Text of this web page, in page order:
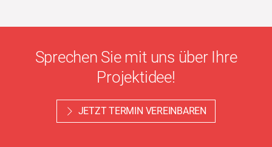
Sprechen Sie mit uns über Ihre
Projektidee!
JETZT TERMIN VEREINBAREN